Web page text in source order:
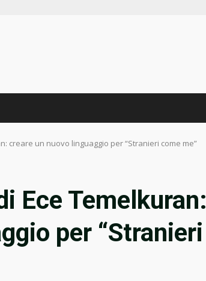
creare un nuovo linguaggio per “Stranieri come me”
Ece Temelkuran:
per “Stranieri